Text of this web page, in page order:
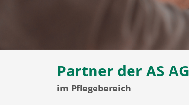
Partner der AS AG
im Pflegebereich